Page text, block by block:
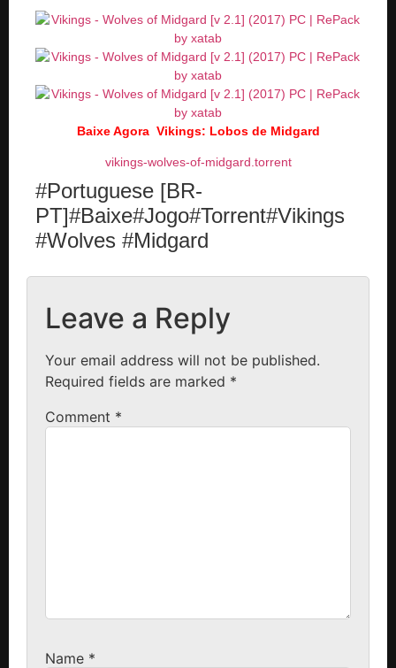
Baixe Agora Vikings: Lobos de Midgard
vikings-wolves-of-midgard.torrent
#Portuguese [BR-
PT]#Baixe#Jogo#Torrent#Vikings
#Wolves #Midgard
Leave a Reply
Your email address will not be published.
Required fields are marked *
Comment *
Name *